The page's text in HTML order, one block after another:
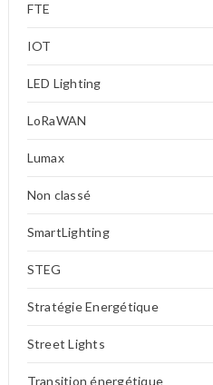
Algérie
FTE
IOT
LED Lighting
LoRaWAN
Lumax
Non classé
SmartLighting
STEG
Stratégie Energétique
Street Lights
Transition énergétique